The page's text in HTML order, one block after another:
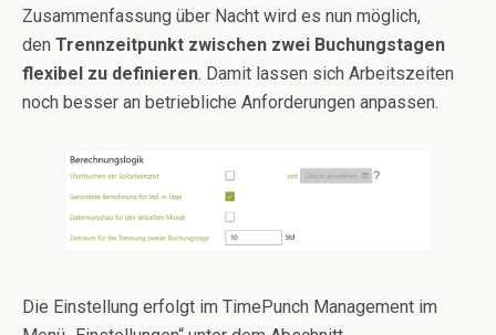
Zusammenfassung über Nacht wird es nun möglich,
den Trennzeitpunkt zwischen zwei Buchungstagen
flexibel zu definieren. Damit lassen sich Arbeitszeiten
noch besser an betriebliche Anforderungen anpassen.
Die Einstellung erfolgt im TimePunch Management im